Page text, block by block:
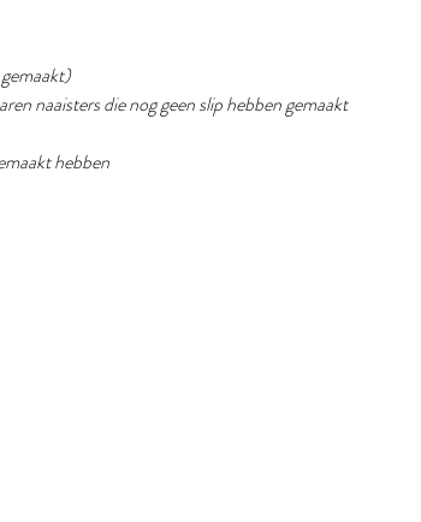
naaisters die nog geen slip hebben gemaakt
hebben